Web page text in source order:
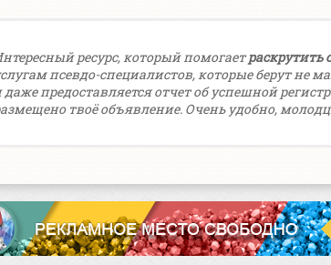
ресурс, который помогаетраскрутить
псевдо-специалистов, которые берут не
даже предоставляется отчет об успешной
твоё объявление. Очень удобно,